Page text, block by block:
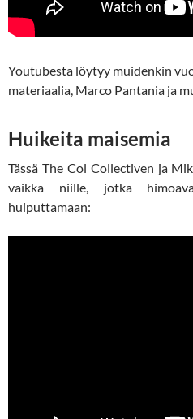
Youtubesta löytyy muidenkin
materiaalia, Marco Pantania ja
Huikeita maisemia
Tässä The Col Collectiven ja
vaikka niille, jotka
huiputtamaan: